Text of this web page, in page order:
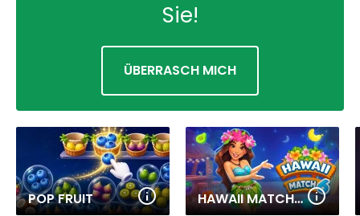
Sie!
ÜBERRASCH MICH
POP FRUIT HAWAII MATCH 6